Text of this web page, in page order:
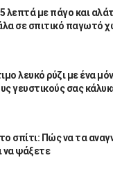
λεπτά με πάγο και
σε σπιτικό παγωτό
λευκό ρύζι με ένα
γευστικούς σας
σπίτι: Πώς να τα
να ψάξετε